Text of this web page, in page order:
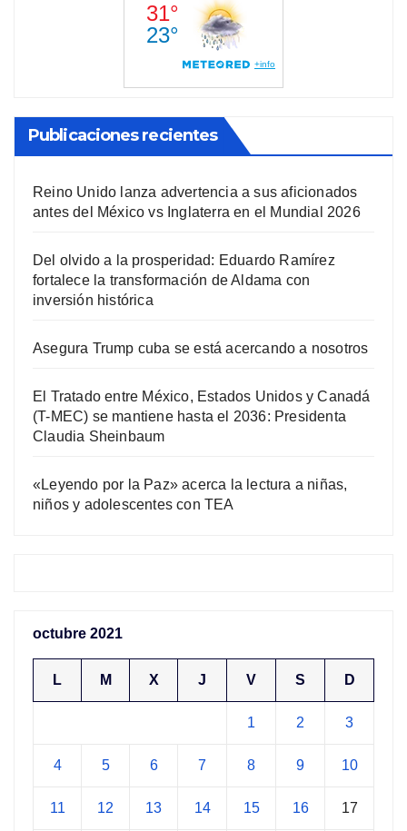
Publicaciones recientes
Reino Unido lanza advertencia a sus aficionados
antes del México vs Inglaterra en el Mundial 2026
Del olvido a la prosperidad: Eduardo Ramírez
fortalece la transformación de Aldama con
inversión histórica
Asegura Trump cuba se está acercando a nosotros
El Tratado entre México, Estados Unidos y Canadá
(T-MEC) se mantiene hasta el 2036: Presidenta
Claudia Sheinbaum
«Leyendo por la Paz» acerca la lectura a niñas,
niños y adolescentes con TEA
octubre 2021
L M X J V S D
1 2 3
4 5 6 7 8 9 10
11 12 13 14 15 16 17